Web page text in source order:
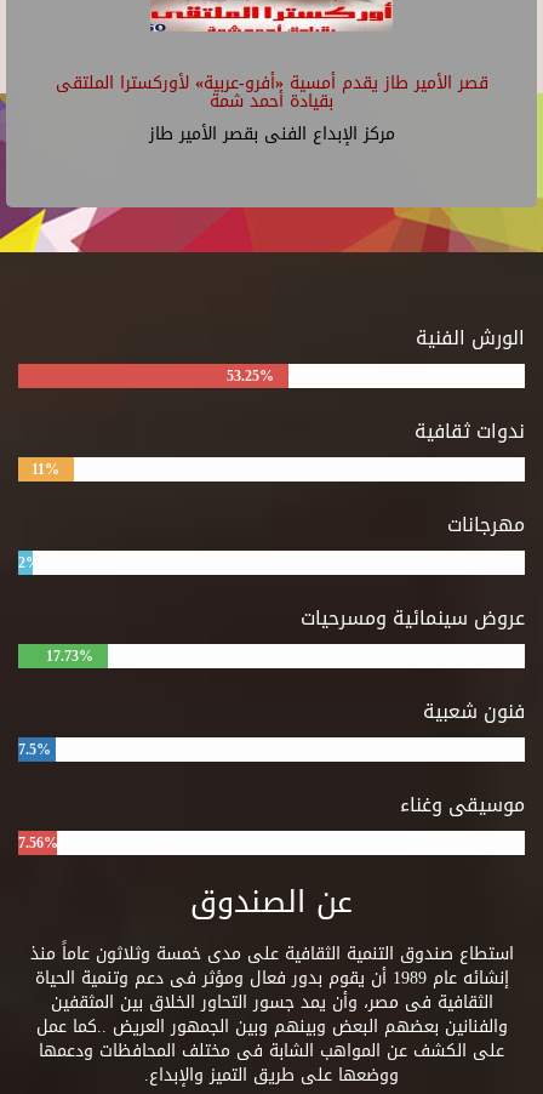
قصر الأمير طاز يقدم أمسية «أفرو-عربية» لأوركسترا الملتقى
بقيادة أحمد شمة
مركز الإبداع الفنى بقصر الأمير طاز
الورش الفنية
53.25%
ندوات ثقافية
11%
مهرجانات
2%
عروض سينمائية ومسرحيات
17.73%
فنون شعبية
7.5%
موسيقى وغناء
7.56%
عن الصندوق
استطاع صندوق التنمية الثقافية على مدى خمسة وثلاثون عاماً منذ
إنشائه عام 1989 أن يقوم بدور فعال ومؤثر فى دعم وتنمية الحياة
الثقافية فى مصر، وأن يمد جسور التحاور الخلاق بين المثقفين
والفنانين بعضهم البعض وبينهم وبين الجمهور العريض ..كما عمل
على الكشف عن المواهب الشابة فى مختلف المحافظات ودعمها
ووضعها على طريق التميز والإبداع.